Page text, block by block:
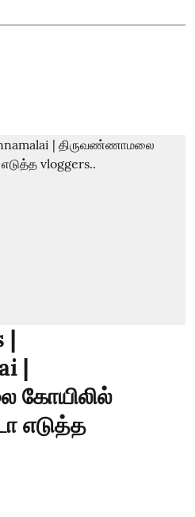
|
|
கோயிலில்
எடுத்த